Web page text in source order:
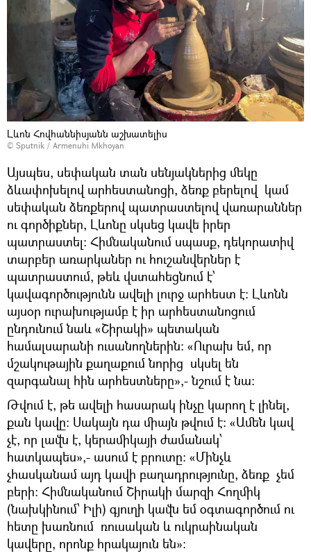
Լևոն Հովհաննիսյանն աշխատելիս
© Sputnik / Armenuhi Mkhoyan
Այսպես, սեփական տան սենյակներից մեկը
ձևափոխելով արհեստանոցի, ձեռք բերելով կամ
սեփական ձեռքերով պատրաստելով վառարաններ
ու գործիքներ, Լևոնը սկսեց կավե իրեր
պատրաստել: Հիմնականում սպասք, դեկորատիվ
տարբեր առարկաներ ու հուշանվերներ է
պատրաստում, թեև վստահեցնում է՝
կավագործությունն ավելի լուրջ արհեստ է: Լևոնն
այսօր ուրախությամբ է իր արհեստանոցում
ընդունում նաև «Շիրակի» պետական
համալսարանի ուսանողներին: «Ուրախ եմ, որ
մշակութային քաղաքում նորից սկսել են
զարգանալ հին արհեստները»,- նշում է նա:
Թվում է, թե ավելի հասարակ ինչը կարող է լինել,
քան կավը: Սակայն դա միայն թվում է: «Ամեն կավ
չէ, որ լավն է, կերամիկայի ժամանակ՝
հատկապես»,- ասում է բրուտը: «Մինչև
չհասկանամ այդ կավի բաղադրությունը, ձեռք չեմ
բերի: Հիմնականում Շիրակի մարզի Հողմիկ
(նախկինում՝ Իլի) գյուղի կավն եմ օգտագործում ու
հետը խառնում ռուսական և ուկրաինական
կավերը, որոնք հրակայուն են»: